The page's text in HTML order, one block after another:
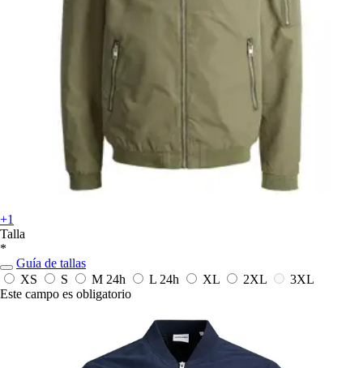
+1
Talla
*
Guía de tallas
XS
S M 24h L 24h XL 2XL
3XL
Este campo es obligatorio